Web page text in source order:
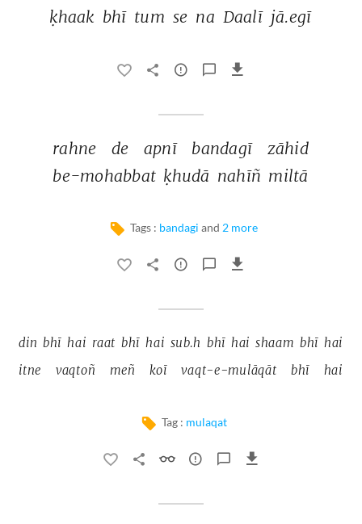
ḳhaak bhī tum se na Daalī jā.egī
rahne de apnī bandagī
zāhid
be-mohabbat ḳhudā nahīñ miltā
Tags : bandagi and 2 more
din bhī hai raat bhī hai sub.h bhī hai shaam bhī hai
itne
vaqtoñ meñ koī vaqt-e-mulāqāt bhī hai
Tag : mulaqat